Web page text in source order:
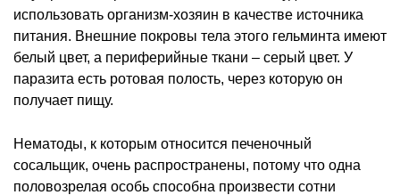
использовать организм-хозяин в качестве источника
питания. Внешние покровы тела этого гельминта имеют
белый цвет, а периферийные ткани – серый цвет. У
паразита есть ротовая полость, через которую он
получает пищу.
Нематоды, к которым относится печеночный
сосальщик, очень распространены, потому что одна
половозрелая особь способна произвести сотни